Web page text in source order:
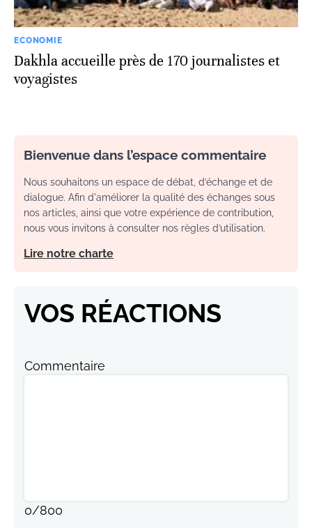
ECONOMIE
Dakhla accueille près de 170 journalistes et
voyagistes
Bienvenue dans l’espace commentaire
Nous souhaitons un espace de débat, d’échange et de
dialogue. Afin d'améliorer la qualité des échanges sous
nos articles, ainsi que votre expérience de contribution,
nous vous invitons à consulter nos règles d’utilisation.
Lire notre charte
VOS RÉACTIONS
Commentaire
0/800